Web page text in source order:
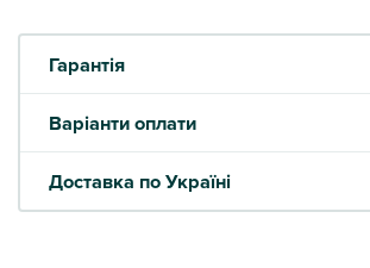
Гарантія
Варіанти оплати
Доставка по Україні